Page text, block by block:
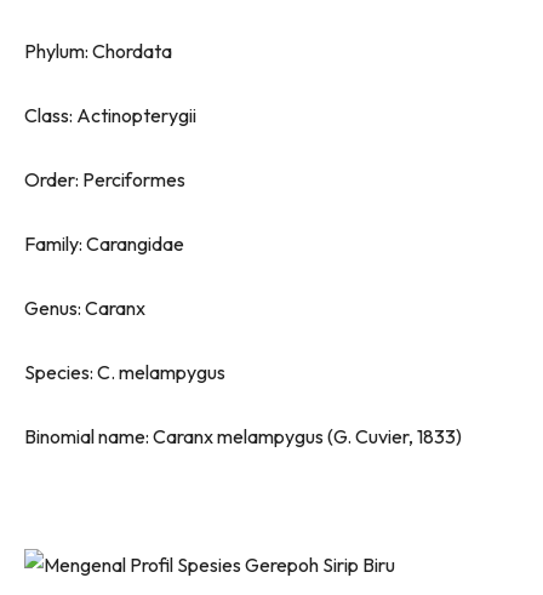
Phylum: Chordata
Class: Actinopterygii
Order: Perciformes
Family: Carangidae
Genus: Caranx
Species: C. melampygus
Binomial name: Caranx melampygus (G. Cuvier, 1833)